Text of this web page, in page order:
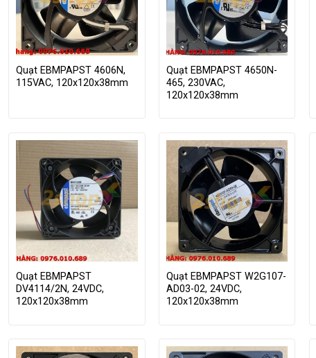
Quạt EBMPAPST 4606N,
115VAC, 120x120x38mm
Quạt EBMPAPST 4650N-
465, 230VAC,
120x120x38mm
Quạt EBMPAPST
DV4114/2N, 24VDC,
120x120x38mm
Quạt EBMPAPST W2G107-
AD03-02, 24VDC,
120x120x38mm